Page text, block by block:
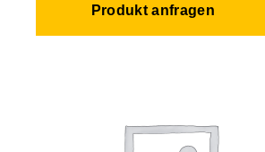
Produkt anfragen